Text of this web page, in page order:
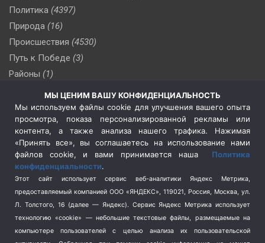
Политика (4397)
Природа (16)
Происшествия (4530)
Путь к Победе (3)
Районы (1)
Сельское хозяйство (3)
Социальная политика
(3)
Спецоперация в Украине
Спецоперация на Украине
(404)
Спорт (740)
Терроризм (1)
Транспорт (262)
Туризм (178)
МЫ ЦЕНИМ ВАШУ КОНФИДЕНЦИАЛЬНОСТЬ
Мы используем файлы cookie для улучшения вашего опыта
просмотра, показа персонализированной рекламы или
контента, а также анализа нашего трафика. Нажимая
«Принять все», вы соглашаетесь на использование нами
файлов cookie, и вами принимается наша Политика
конфиденциальности.
Этот сайт использует сервис веб-аналитики Яндекс Метрика,
предоставляемый компанией ООО «ЯНДЕКС», 119021, Россия, Москва, ул.
Л. Толстого, 16 (далее — Яндекс). Сервис Яндекс Метрика использует
технологию «cookie» — небольшие текстовые файлы, размещаемые на
компьютере пользователей с целью анализа их пользовательской